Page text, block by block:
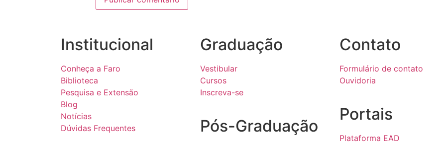
Institucional
Conheça a Faro
Biblioteca
Pesquisa e Extensão
Blog
Notícias
Dúvidas Frequentes
Graduação
Vestibular
Cursos
Inscreva-se
Pós-Graduação
Contato
Formulário de contato
Ouvidoria
Portais
Plataforma EAD